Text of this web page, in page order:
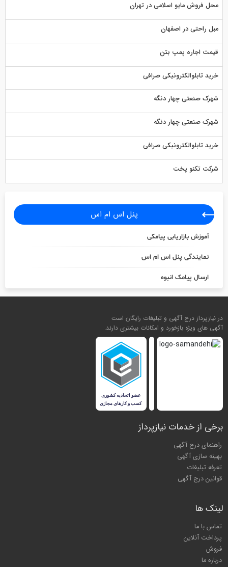
محل فروش مایو اسلامی در تهران
مبل راحتی در اصفهان
قیمت اجاره پمپ بتن
خرید تابلوالکترونیکی صرافی
شهرک صنعتی چهار دنگه
شهرک صنعتی چهار دنگه
خرید تابلوالکترونیکی صرافی
شرکت تکنو پخت
پنل اس ام اس
آموزش بازاریابی پیامکی
نمایندگی پنل اس ام اس
ارسال پیامک انبوه
در نیازپرداز درج آگهی و تبلیغات رایگان است
آگهی های ویژه بازخورد و امکانات بیشتری دارند.
برخی از خدمات نیازپرداز
راهنمای درج آگهی
بهینه سازی آگهی
تعرفه تبلیغات
قوانین درج آگهی
لینک ها
تماس با ما
پرداخت آنلاین
فروش
درباره ما